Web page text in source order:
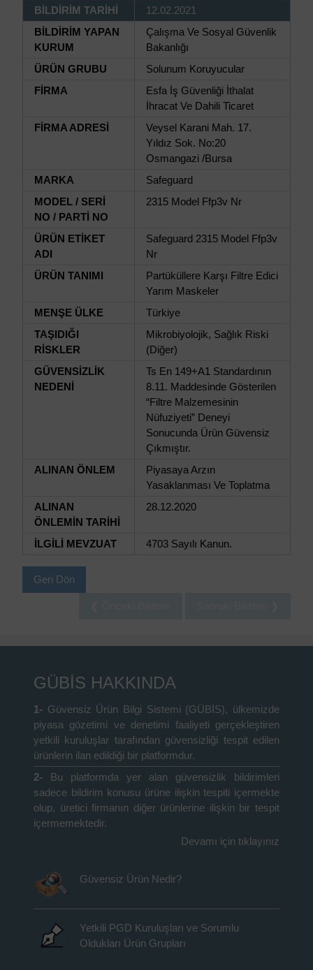
BİLDİRİM TARİHİ
12.02.2021
BİLDİRİM YAPAN
KURUM
Çalışma Ve Sosyal Güvenlik
Bakanlığı
ÜRÜN GRUBU
Solunum Koruyucular
FİRMA
Esfa İş Güvenliği İthalat
İhracat Ve Dahili Ticaret
FİRMA ADRESİ
Veysel Karani Mah. 17.
Yıldız Sok. No:20
Osmangazi /Bursa
MARKA
Safeguard
MODEL / SERİ
NO / PARTİ NO
2315 Model Ffp3v Nr
ÜRÜN ETİKET
ADI
Safeguard 2315 Model Ffp3v
Nr
ÜRÜN TANIMI
Partüküllere Karşı Filtre Edici
Yarım Maskeler
MENŞE ÜLKE
Türkiye
TAŞIDIĞI
RİSKLER
Mikrobiyolojik, Sağlık Riski
(Diğer)
GÜVENSİZLİK
NEDENİ
Ts En 149+A1 Standardının
8.11. Maddesinde Gösterilen
“Filtre Malzemesinin
Nüfuziyeti” Deneyi
Sonucunda Ürün Güvensiz
Çıkmıştır.
ALINAN ÖNLEM
Piyasaya Arzın
Yasaklanması Ve Toplatma
ALINAN
ÖNLEMİN TARİHİ
28.12.2020
İLGİLİ MEVZUAT 4703 Sayılı Kanun.
Geri Dön
GÜBİS HAKKINDA
1- Güvensiz Ürün Bilgi Sistemi (GÜBİS), ülkemizde
piyasa gözetimi ve denetimi faaliyeti gerçekleştiren
yetkili kuruluşlar tarafından güvensizliği tespit edilen
ürünlerin ilan edildiği bir platformdur.
2-
Bu platformda yer alan güvensizlik bildirimleri
sadece bildirim konusu ürüne ilişkin tespiti içermekte
olup, üretici firmanın diğer ürünlerine ilişkin bir tespit
içermemektedir.
Devamı için tıklayınız
Güvensiz Ürün Nedir?
Yetkili PGD Kuruluşları ve Sorumlu
Oldukları Ürün Grupları